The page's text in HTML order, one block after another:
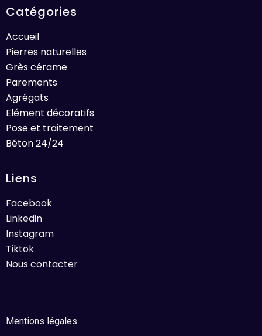
Catégories
Accueil
Pierres naturelles
Grès cérame
Parements
Agrégats
Elément décoratifs
Pose et traitement
Béton 24/24
Liens
Facebook
Linkedin
Instagram
Tiktok
Nous contacter
Mentions légales